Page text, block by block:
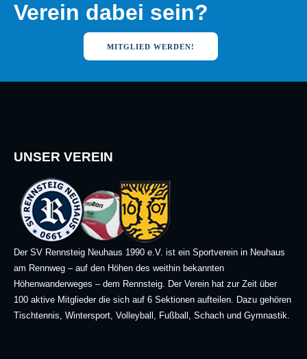
Verein dabei sein?
MITGLIED WERDEN!
UNSER VEREIN
Der SV Rennsteig Neuhaus 1990 e.V. ist ein Sportverein in Neuhaus
am Rennweg – auf den Höhen des weithin bekannten
Höhenwanderweges – dem Rennsteig. Der Verein hat zur Zeit über
100 aktive Mitglieder die sich auf 6 Sektionen aufteilen. Dazu gehören
Tischtennis, Wintersport, Volleyball, Fußball, Schach und Gymnastik.